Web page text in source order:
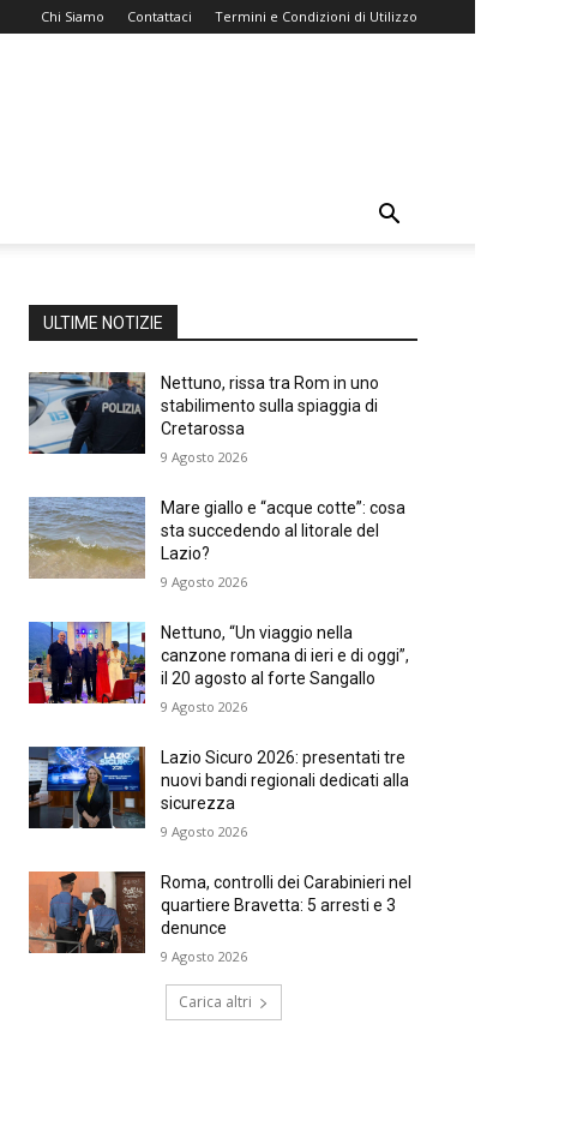
Chi Siamo Contattaci Termini e Condizioni di Utilizzo
ULTIME NOTIZIE
Nettuno, rissa tra Rom in uno
stabilimento sulla spiaggia di
Cretarossa
9 Agosto 2026
Mare giallo e “acque cotte”: cosa
sta succedendo al litorale del
Lazio?
9 Agosto 2026
Nettuno, “Un viaggio nella
canzone romana di ieri e di oggi”,
il 20 agosto al forte Sangallo
9 Agosto 2026
Lazio Sicuro 2026: presentati tre
nuovi bandi regionali dedicati alla
sicurezza
9 Agosto 2026
Roma, controlli dei Carabinieri nel
quartiere Bravetta: 5 arresti e 3
denunce
9 Agosto 2026
Carica altri